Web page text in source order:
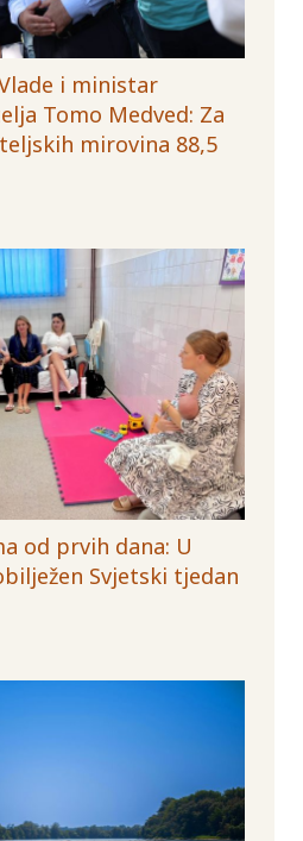
i ministar
Tomo Medved: Za
mirovina 88,5
od prvih dana: U
Svjetski tjedan